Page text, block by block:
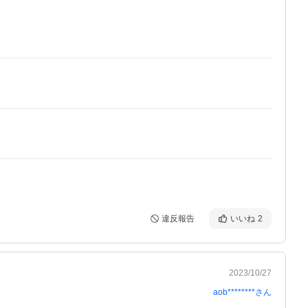
違反報告 いいね 2
2023/10/27
aob********さん